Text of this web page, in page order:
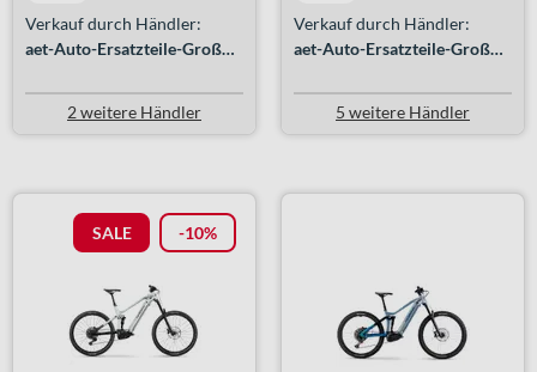
Verkauf durch Händler:
aet-Auto-Ersatzteile-Großhandel GmbH
2 weitere Händler
Verkauf durch Händler:
aet-Auto-Ersatzteile-Großhandel GmbH
5 weitere Händler
SALE -10%